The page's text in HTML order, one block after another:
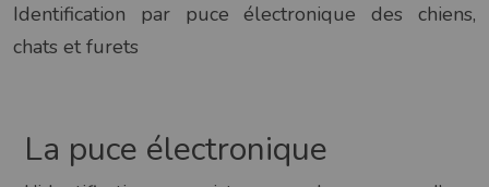
Identification par puce électronique des chiens,
chats et furets
La puce électronique